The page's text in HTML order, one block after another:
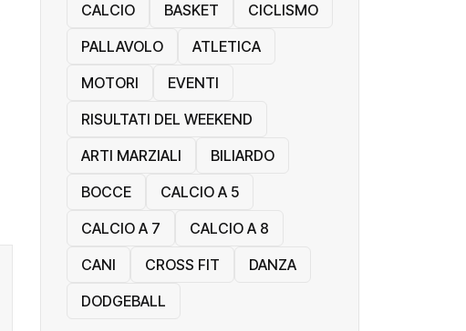
CALCIO BASKET
CICLISMO
PALLAVOLO
ATLETICA
MOTORI
EVENTI
RISULTATI DEL WEEKEND
ARTI MARZIALI
BILIARDO
BOCCE
CALCIO A 5
CALCIO A 7
CALCIO A 8
CANI
CROSS FIT
DANZA
DODGEBALL